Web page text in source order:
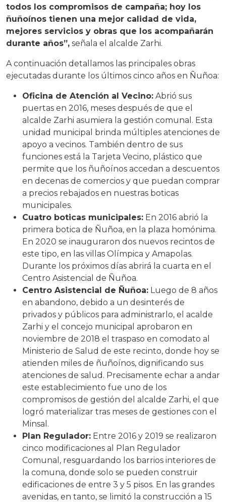
todos los compromisos de campaña; hoy los
ñuñoínos tienen una mejor calidad de vida,
mejores servicios y obras que los acompañarán
durante años”, señala el alcalde Zarhi.
A continuación detallamos las principales obras
ejecutadas durante los últimos cinco años en Ñuñoa:
Oficina de Atención al Vecino: Abrió sus
puertas en 2016, meses después de que el
alcalde Zarhi asumiera la gestión comunal. Esta
unidad municipal brinda múltiples atenciones de
apoyo a vecinos. También dentro de sus
funciones está la Tarjeta Vecino, plástico que
permite que los ñuñoínos accedan a descuentos
en decenas de comercios y que puedan comprar
a precios rebajados en nuestras boticas
municipales.
Cuatro boticas municipales: En 2016 abrió la
primera botica de Ñuñoa, en la plaza homónima.
En 2020 se inauguraron dos nuevos recintos de
este tipo, en las villas Olímpica y Amapolas.
Durante los próximos días abrirá la cuarta en el
Centro Asistencial de Ñuñoa.
Centro Asistencial de Ñuñoa: Luego de 8 años
en abandono, debido a un desinterés de
privados y públicos para administrarlo, el acalde
Zarhi y el concejo municipal aprobaron en
noviembre de 2018 el traspaso en comodato al
Ministerio de Salud de este recinto, donde hoy se
atienden miles de ñuñoínos, dignificando sus
atenciones de salud. Precisamente echar a andar
este establecimiento fue uno de los
compromisos de gestión del alcalde Zarhi, el que
logró materializar tras meses de gestiones con el
Minsal.
Plan Regulador: Entre 2016 y 2019 se realizaron
cinco modificaciones al Plan Regulador
Comunal, resguardando los barrios interiores de
la comuna, donde solo se pueden construir
edificaciones de entre 3 y 5 pisos. En las grandes
avenidas, en tanto, se limitó la construcción a 15